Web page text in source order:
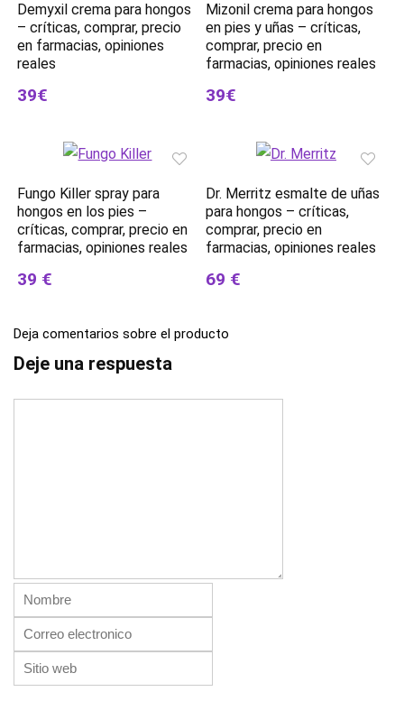
Demyxil crema para hongos
– críticas, comprar, precio
en farmacias, opiniones
reales
39€
Mizonil crema para hongos
en pies y uñas – críticas,
comprar, precio en
farmacias, opiniones reales
39€
Fungo Killer spray para
hongos en los pies –
críticas, comprar, precio en
farmacias, opiniones reales
39 €
Dr. Merritz esmalte de uñas
para hongos – críticas,
comprar, precio en
farmacias, opiniones reales
69 €
Deja comentarios sobre el producto
Deje una respuesta